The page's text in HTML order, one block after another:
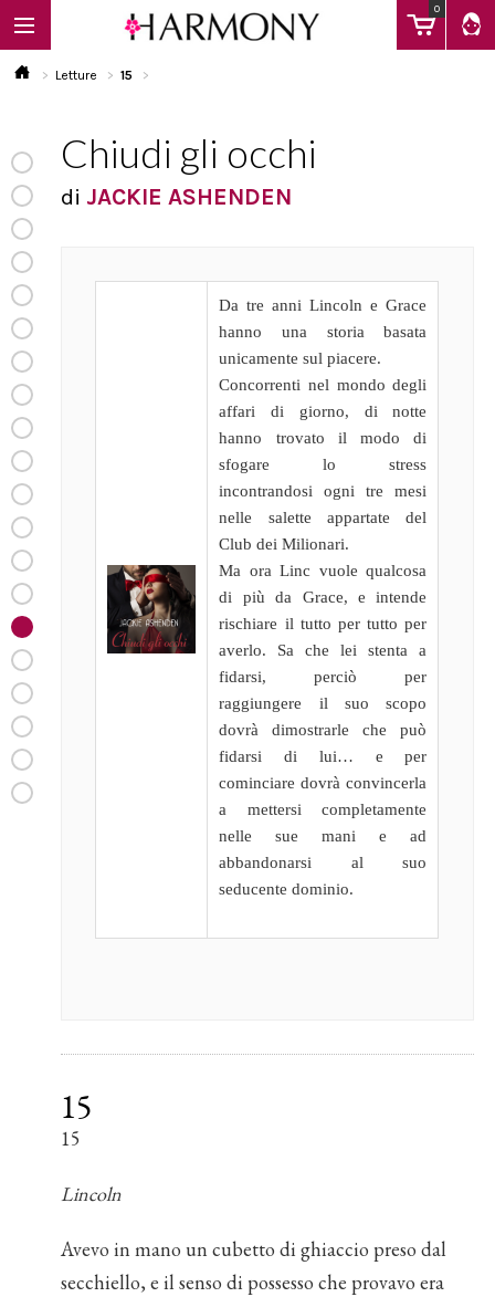
0
EBOOK
LIBRI
Calendario
FAQ
Letture 15
Chiudi gli occhi
di JACKIE ASHENDEN
Da tre anni Lincoln e Grace
hanno una storia basata
unicamente sul piacere.
Concorrenti nel mondo degli
affari di giorno, di notte
hanno trovato il modo di
sfogare lo stress
incontrandosi ogni tre mesi
nelle salette appartate del
Club dei Milionari.
Ma ora Linc vuole qualcosa
di più da Grace, e intende
rischiare il tutto per tutto per
averlo. Sa che lei stenta a
fidarsi, perciò per
raggiungere il suo scopo
dovrà dimostrarle che può
fidarsi di lui… e per
cominciare dovrà convincerla
a mettersi completamente
nelle sue mani e ad
abbandonarsi al suo
seducente dominio.
15
15
Lincoln
Avevo in mano un cubetto di ghiaccio preso dal
secchiello, e il senso di possesso che provavo era